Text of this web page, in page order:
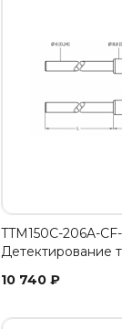
TTM150C-206A-
Детектирование
10 740 ₽